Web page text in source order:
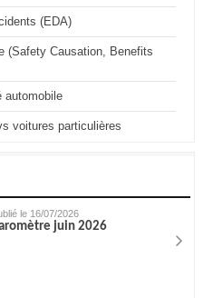
(EDA)
(Safety Causation, Benefits
automobile
voitures particulières
le 16/07/2026
juin 2026